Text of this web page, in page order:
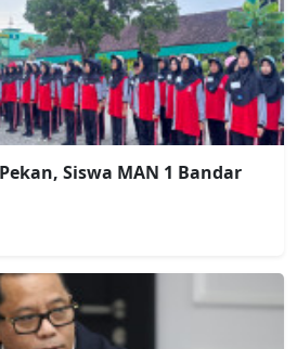
Siswa MAN 1 Bandar